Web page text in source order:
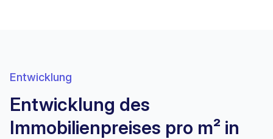
Entwicklung
Entwicklung des
Immobilienpreises pro m² in